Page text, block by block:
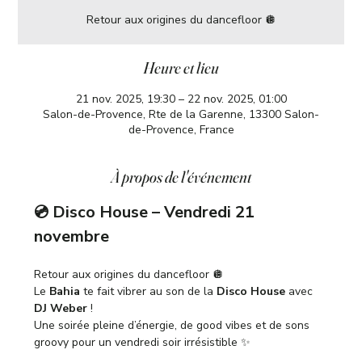
Retour aux origines du dancefloor 🪩
Heure et lieu
21 nov. 2025, 19:30 – 22 nov. 2025, 01:00
Salon-de-Provence, Rte de la Garenne, 13300 Salon-
de-Provence, France
À propos de l'événement
💿 Disco House – Vendredi 21
novembre
Retour aux origines du dancefloor 🪩
Le Bahia te fait vibrer au son de la Disco House avec
DJ Weber !
Une soirée pleine d’énergie, de good vibes et de sons
groovy pour un vendredi soir irrésistible ✨